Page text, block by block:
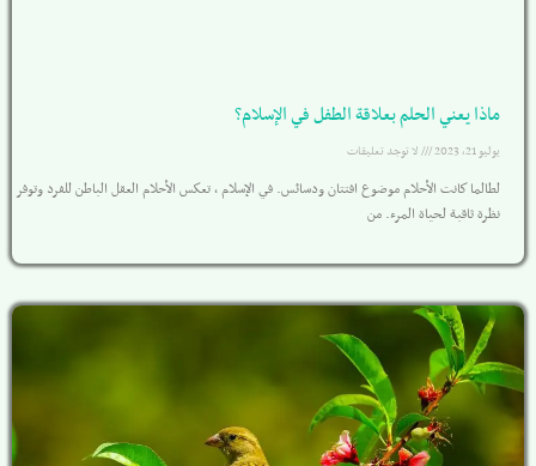
ماذا يعني الحلم بعلاقة الطفل في الإسلام؟
يوليو 21, 2023 لا توجد تعليقات
لطالما كانت الأحلام موضوع افتتان ودسائس. في الإسلام ، تعكس الأحلام العقل الباطن للفرد وتوفر
نظرة ثاقبة لحياة المرء. من